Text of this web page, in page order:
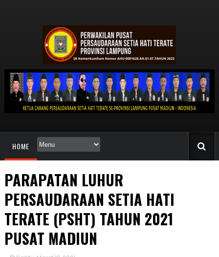
HOME
PARAPATAN LUHUR
PERSAUDARAAN SETIA HATI
TERATE (PSHT) TAHUN 2021
PUSAT MADIUN